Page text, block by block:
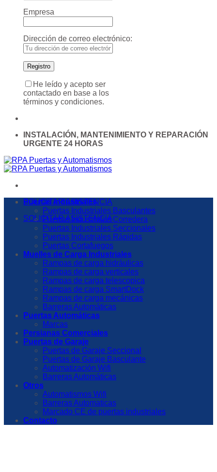
Empresa
Dirección de correo electrónico:
He leído y acepto ser
contactado en base a los
términos y condiciones.
INSTALACIÓN, MANTENIMIENTO Y REPARACIÓN
URGENTE 24 HORAS
SOLICITAR ASISTENCIA
SOLICITAR ASISTENCIA
Puertas Industriales
Puertas Industriales Basculantes
Puertas Industriales Corredera
Puertas Industriales Seccionales
Puertas Industriales Rápidas
Puertas Cortafuegos
Muelles de Carga Industriales
Rampas de carga hidráulicas
Rampas de carga verticales
Rampas de carga telescopica
Rampas de carga SmartDock
Rampas de carga mecánicas
Barreras Automáticas
Puertas Automáticas
Marcas
Persianas Comerciales
Puertas de Garaje
Puertas de Garaje Seccional
Puertas de Garaje Basculante
Automatización Wifi
Barreras Automáticas
Otros
Automatismos Wifi
Barreras Automaticas
Marcado CE de puertas industriales
Contacto